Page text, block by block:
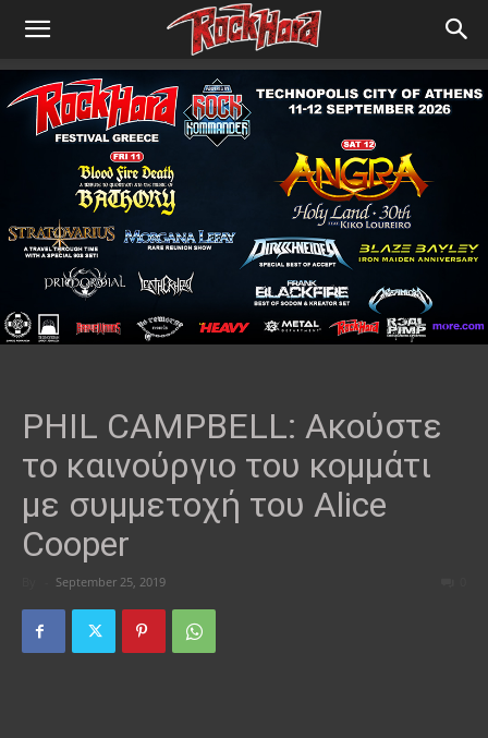
PHIL CAMPBELL: Ακούστε
το καινούργιο του κομμάτι
με συμμετοχή του Alice
Cooper
September 25, 2019